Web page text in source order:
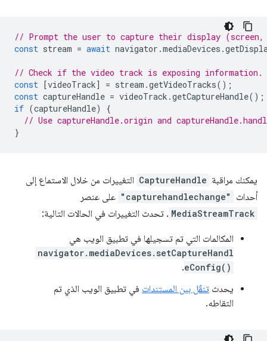
// Prompt the user to capture their display (screen,
const stream = await navigator .mediaDevices .
// Check if the video track is exposing information.
const [videoTrack] = stream .getVideoTracks();
const captureHandle = videoTrack .getCaptureHandle();
if (captureHandle)
{
// Use captureHandle.origin and
}
يمكنك مراقبة CaptureHandle التغييرات من خلال الاستماع إلى
أحداث
"capturehandlechange" على عنصر
MediaStreamTrack . تحدث التغييرات في الحالات التالية:
المكالمات التي تم تسجيلها في تطبيق الويب هي
navigator.mediaDevices.setCaptureHandl
eConfig()
.
يحدث تنقّل بين المستندات في تطبيق الويب الذي تم
التقاطه.